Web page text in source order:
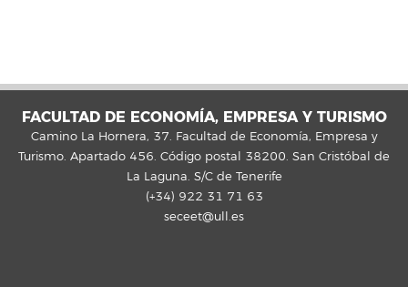
FACULTAD DE ECONOMÍA, EMPRESA Y TURISMO
Camino La Hornera, 37. Facultad de Economía, Empresa y
Turismo. Apartado 456. Código postal 38200. San Cristóbal de
La Laguna. S/C de Tenerife
(+34) 922 31 71 63
seceet@ull.es